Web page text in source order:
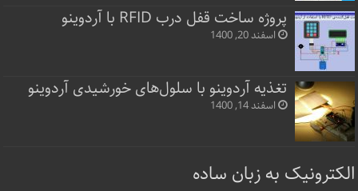
پروژه ساخت قفل‌ درب RFID با آردوینو
اسفند 20, 1400
تغذیه آردوینو با سلول‌های خورشیدی آردوینو
اسفند 14, 1400
الکترونیک به زبان ساده